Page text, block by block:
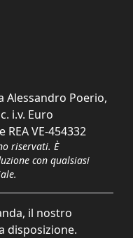
Alessandro Poerio,
i.v. Euro
REA VE-454332
riservati. È
con qualsiasi
il nostro
disposizione.